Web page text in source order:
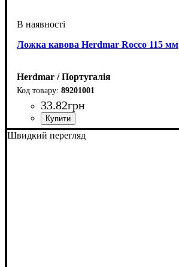
Ложка кавова Herdmar Rocco 115 мм
Herdmar / Португалія
89201001
33.82грн
Швидкий перегляд